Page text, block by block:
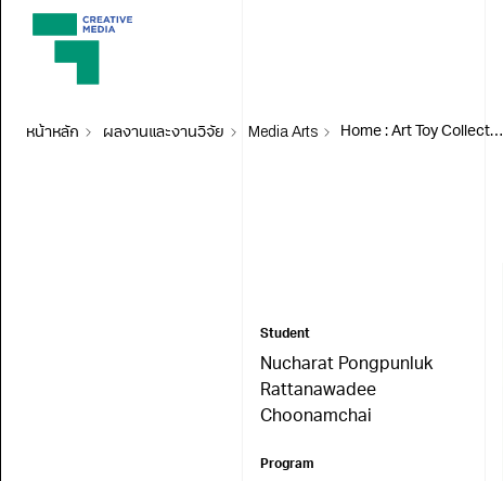
หน้าหลัก ผลงานและงานวิจัย Media Arts Home : Art Toy Collection
Student
Nucharat Pongpunluk
Rattanawadee
Choonamchai
Program